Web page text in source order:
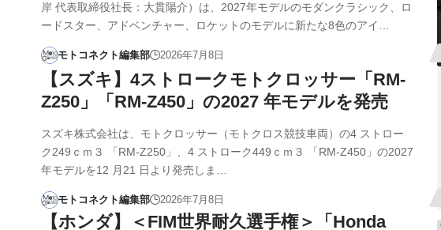
岸 代表取締役社長：大貫陽介）は、2027年モデルのモダンクラシック、ロ
ードスター、アドベンチャー、ロケットのモデルに新たな8色のアイ…
モトコネクト編集部 2026年7月8日
【スズキ】4ストロークモトクロッサー「RM-
Z250」「RM-Z450」の2027 年モデルを発売
スズキ株式会社は、モトクロッサー（モトクロス競技車両）の4 ストロー
ク249ｃｍ３ 「RM-Z250」、4 ストローク449ｃｍ３ 「RM-Z450」の2027
年モデルを12 月21 日より発売しま…
モトコネクト編集部 2026年7月8日
【ホンダ】＜FIM世界耐久選手権＞「Honda